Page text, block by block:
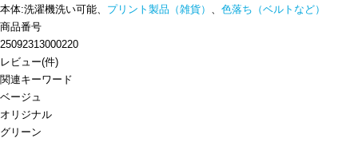
本体:洗濯機洗い可能、 プリント製品（雑貨） 、 色落ち（ベルトなど）
商品番号
25092313000220
レビュー(件)
関連キーワード
ベージュ
オリジナル
グリーン